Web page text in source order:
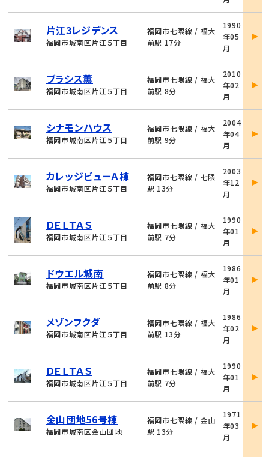
片江3レジデンス
福岡市城南区片江５丁目
福岡市七隈線 / 福大
前駅 17分
1990
年05
月
詳
ブラシス薫
福岡市城南区片江５丁目
福岡市七隈線 / 福大
前駅 8分
2010
年02
月
詳
シナモンハウス
福岡市城南区片江５丁目
福岡市七隈線 / 福大
前駅 9分
2004
年04
月
詳
カレッジビューＡ棟
福岡市城南区片江５丁目
福岡市七隈線 / 七隈
駅 13分
2003
年12
月
詳
ＤＥＬＴＡＳ
福岡市城南区片江５丁目
福岡市七隈線 / 福大
前駅 7分
1990
年01
月
詳
ドウエル城南
福岡市城南区片江５丁目
福岡市七隈線 / 福大
前駅 8分
1986
年01
月
詳
メゾンフクダ
福岡市城南区片江５丁目
福岡市七隈線 / 福大
前駅 13分
1986
年02
月
詳
ＤＥＬＴＡＳ
福岡市城南区片江５丁目
福岡市七隈線 / 福大
前駅 7分
1990
年01
月
詳
金山団地56号棟
福岡市城南区金山団地
福岡市七隈線 / 金山
駅 13分
1971
年03
月
詳